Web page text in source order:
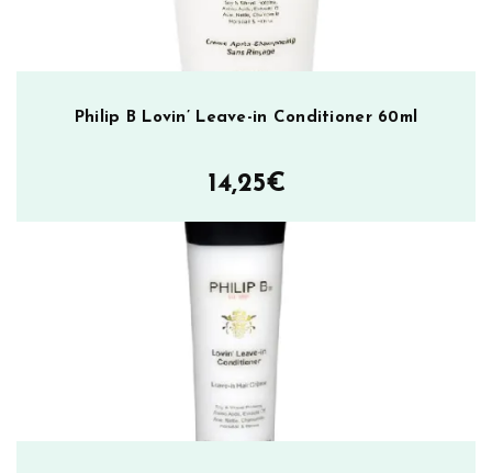
Philip B Lovin’ Leave-in Conditioner 60ml
14,25€